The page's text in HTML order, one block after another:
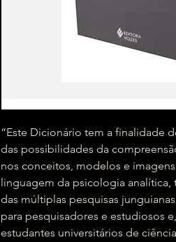
“Este Dicionário tem a finalidade
das possibilidades da
nos conceitos, modelos e
linguagem da psicologia
das múltiplas pesquisas
para pesquisadores e estudiosos
estudantes universitários de